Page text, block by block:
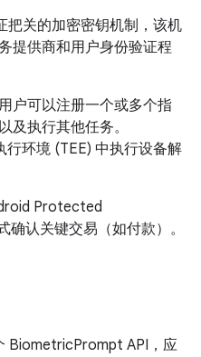
把关的加密密钥机制，该机
提供商和用户身份验证程
户可以注册一个或多个指
及执行其他任务。
环境 (TEE) 中执行设备解
Protected
认关键交易（如付款）。
BiometricPrompt API，应